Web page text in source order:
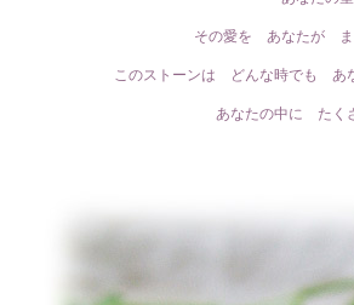
その愛を あなたが ま
このストーンは どんな時でも あ
あなたの中に たく